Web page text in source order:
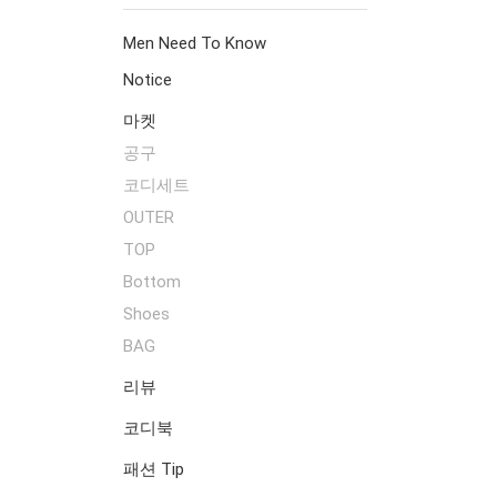
Men Need To Know
Notice
마켓
공구
코디세트
OUTER
TOP
Bottom
Shoes
BAG
리뷰
코디북
패션 Tip